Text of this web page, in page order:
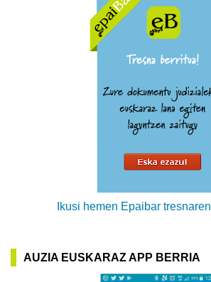
Ikusi hemen Epaibar
AUZIA EUSKARAZ APP BERRIA